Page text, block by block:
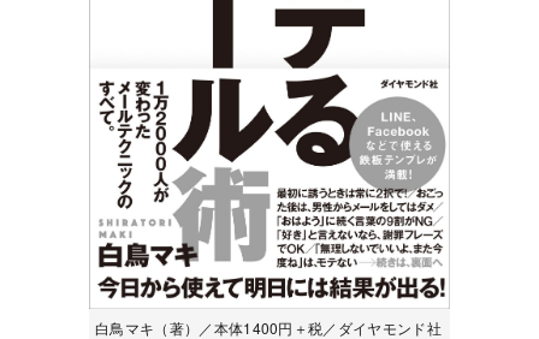
白鳥マキ（著）／本体1400円＋税／ダイヤモンド社